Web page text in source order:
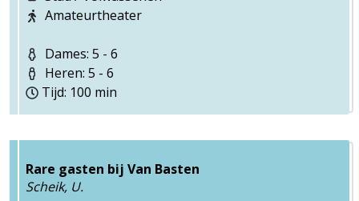
Amateurtheater
Dames: 5 - 6
Heren: 5 - 6
Tijd: 100 min
Rare gasten bij Van Basten
Scheik, U.